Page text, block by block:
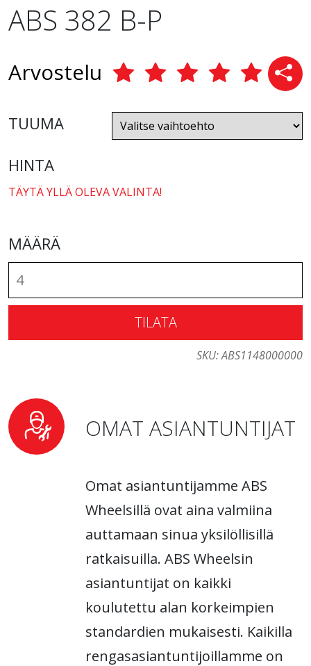
ABS 382 B-P
Arvostelu
TUUMA
HINTA
TÄYTÄ YLLÄ OLEVA VALINTA!
MÄÄRÄ
TILATA
SKU:ABS1148000000
OMAT ASIANTUNTIJAT
Omat asiantuntijamme ABS
Wheelsillä ovat aina valmiina
auttamaan sinua yksilöllisillä
ratkaisuilla. ABS Wheelsin
asiantuntijat on kaikki
koulutettu alan korkeimpien
standardien mukaisesti. Kaikilla
rengasasiantuntijoillamme on